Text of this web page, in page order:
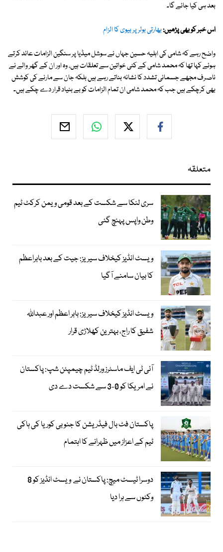
بعد ہی کیا جائے گا۔
اس خبر کو بھی پڑھیں:بھارتی بولر پر بیوی کا الزام
واضح رہے کہ شامی کی اہلیہ حسین جہاں نے سوشل میڈیا پر سنگین الزامات عائد کرتے
ہوئے کہا تھا کہ محمد شامی کے کئی خواتین سے تعلقات ہیں، وہ اور ان کے گھر والے نے
ناصرف مجھے جسمانی تشدد کا نشانہ بناتے رہے ہیں بلکہ جان سے مارنے کی کوشش
بھی کرچکے ہیں جب کہ محمد شامی ان تمام الزامات کو بے بنیاد قرار دے چکے ہیں۔
متعلقہ
سری لنکا سے شکست کے بعد قومی ویمن کرکٹ ٹیم
وطن واپس پہنچ گئی
ویسٹ انڈیز کیخلاف سیریز: جیت کے بعد بابراعظم
کا بیان سامنے آگیا
ویسٹ انڈیز کیخلاف سیریز: بابر اعظم اور عبداللہ
شفیق کا راج، بہترین کھلاڑی قرار
آئی ٹی ایف ماسٹرز ورلڈ ٹیم چیمپئن شپ: پاکستان
نے امریکا کو 0-3 سے شکست دے دی
پاکستان فٹ بال فیڈریشن کا جنوبی کوریا کی ہاکی
ٹیم کے اعزاز میں ظہرانے کا اہتمام
دوسرا ٹیسٹ میچ: پاکستان نے ویسٹ انڈیز کو 8
وکٹوں سے ہرا دیا